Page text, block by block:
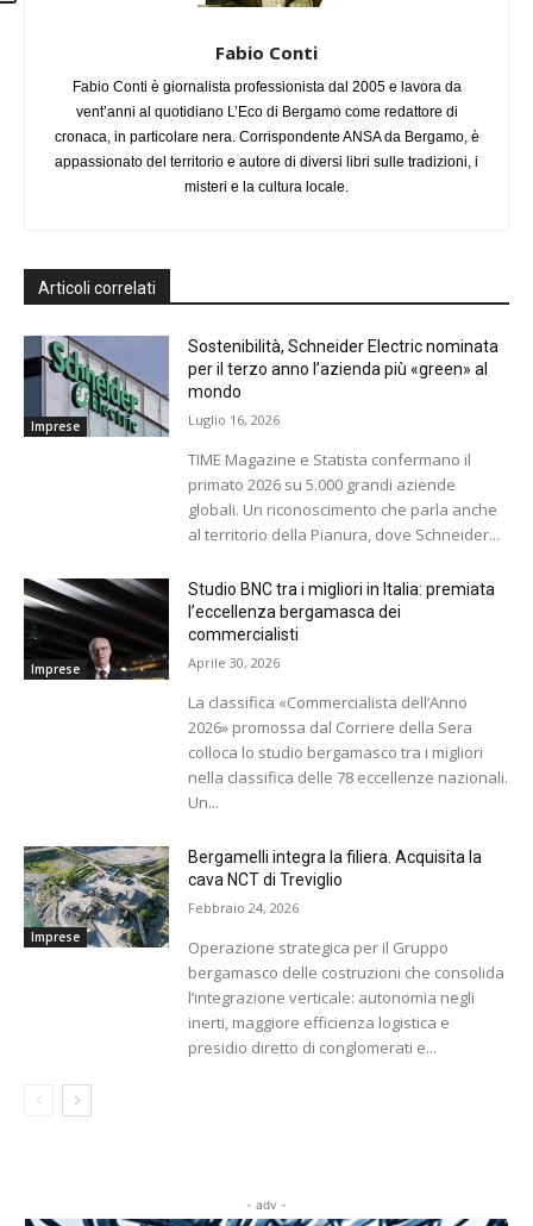
Fabio Conti
Fabio Conti è giornalista professionista dal 2005 e lavora da
vent’anni al quotidiano L’Eco di Bergamo come redattore di
cronaca, in particolare nera. Corrispondente ANSA da Bergamo, è
appassionato del territorio e autore di diversi libri sulle tradizioni, i
misteri e la cultura locale.
Articoli correlati
Imprese
Sostenibilità, Schneider Electric nominata
per il terzo anno l’azienda più «green» al
mondo
Luglio 16, 2026
TIME Magazine e Statista confermano il
primato 2026 su 5.000 grandi aziende
globali. Un riconoscimento che parla anche
al territorio della Pianura, dove Schneider...
Imprese
Studio BNC tra i migliori in Italia: premiata
l’eccellenza bergamasca dei
commercialisti
Aprile 30, 2026
La classifica «Commercialista dell’Anno
2026» promossa dal Corriere della Sera
colloca lo studio bergamasco tra i migliori
nella classifica delle 78 eccellenze nazionali.
Un...
Imprese
Bergamelli integra la filiera. Acquisita la
cava NCT di Treviglio
Febbraio 24, 2026
Operazione strategica per il Gruppo
bergamasco delle costruzioni che consolida
l’integrazione verticale: autonomia negli
inerti, maggiore efficienza logistica e
presidio diretto di conglomerati e...
- adv -